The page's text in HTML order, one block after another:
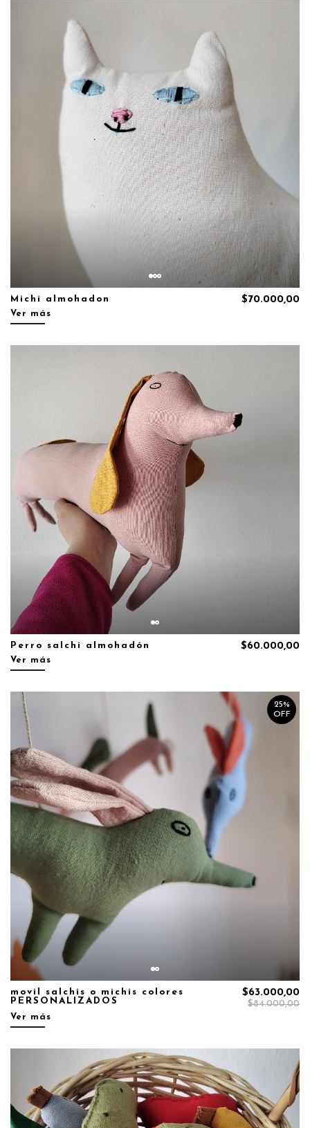
Michi almohadon $70.000,00
Ver más
Perro salchi almohadón $60.000,00
Ver más
25%
OFF
movil salchis o michis colores
PERSONALIZADOS
$63.000,00
$84.000,00
Ver más